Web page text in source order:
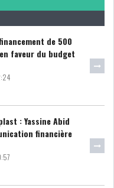
DE
de 500
faveur du budget
: Yassine Abid
financière